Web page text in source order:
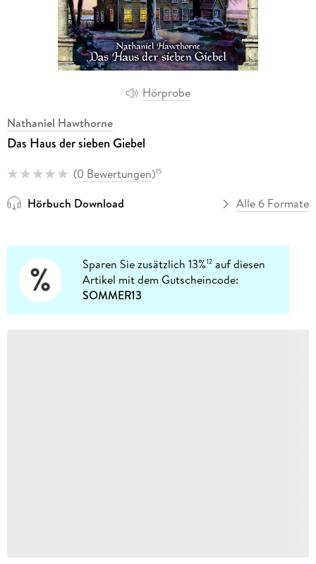
Hörprobe
Nathaniel Hawthorne
Das Haus der sieben Giebel
(0 Bewertungen)15
Hörbuch Download Alle 6 Formate
Sparen Sie zusätzlich 13%12 auf diesen
Artikel mit dem Gutscheincode:
SOMMER13